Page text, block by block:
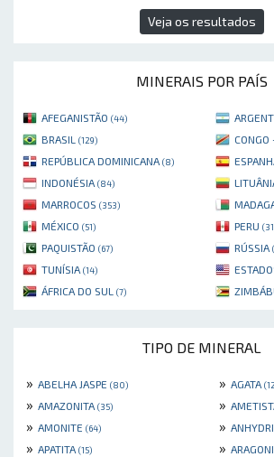
Veja os resultados
MINERAIS POR PAÍS
AFEGANISTÃO (44)
BRASIL (129) CONGO
REPÚBLICA DOMINICANA (8)
INDONÉSIA (84)
MARROCOS (353)
MÉXICO (51) PERU
PAQUISTÃO (67) RÚSSIA
TUNÍSIA (14)
ÁFRICA DO SUL (7)
TIPO DE MINERAL
» ABELHA JASPE (80) » AGATA
» AMAZONITA (35) »
» AMONITE (64) »
» APATITA (15) »